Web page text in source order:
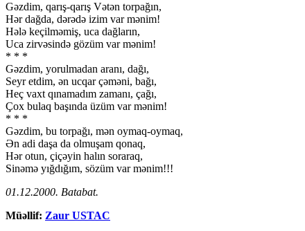
Gəzdim, qarış-qarış Vətən torpağın,
Hər dağda, dərədə izim var mənim!
Hələ keçilməmiş, uca dağların,
Uca zirvəsində gözüm var mənim!
* * *
Gəzdim, yorulmadan aranı, dağı,
Seyr etdim, ən ucqar çəməni, bağı,
Heç vaxt qınamadım zamanı, çağı,
Çox bulaq başında üzüm var mənim!
* * *
Gəzdim, bu torpağı, mən oymaq-oymaq,
Ən adi daşa da olmuşam qonaq,
Hər otun, çiçəyin halın soraraq,
Sinəmə yığdığım, sözüm var mənim!!!
01.12.2000. Batabat.
Müəllif: Zaur USTAC